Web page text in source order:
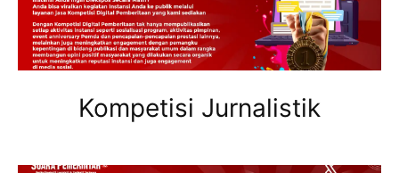
Kompetisi Jurnalistik